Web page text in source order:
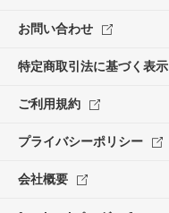
お問い合わせ
特定商取引法に基づく表示
ご利用規約
プライバシーポリシー
会社概要